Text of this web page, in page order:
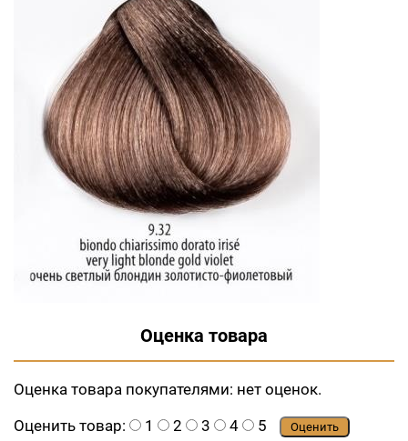
Оценка товара
Оценка товара покупателями: нет оценок.
Оценить товар:
1 2 3 4 5 Оценить